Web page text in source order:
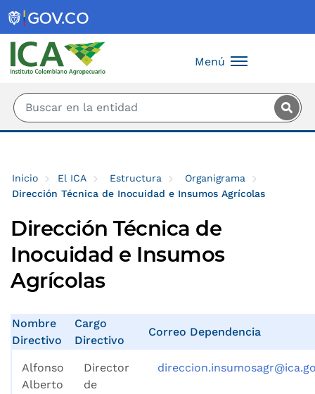
Menú
Inicio El ICA Estructura
Organigrama
Dirección Técnica de Inocuidad e Insumos Agrícolas
Dirección Técnica de
Inocuidad e Insumos
Agrícolas
Nombre
Directivo
Cargo
Directivo
Correo Dependencia
Alfonso
Alberto
Director
de